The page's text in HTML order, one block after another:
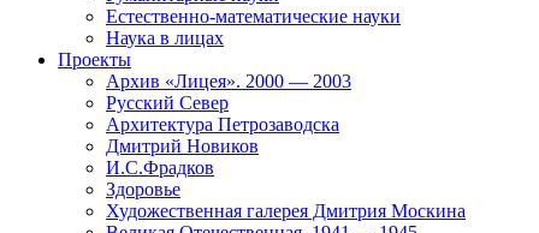
Естественно-математические науки
Наука в лицах
Проекты
Архив «Лицея». 2000 — 2003
Русский Север
Архитектура Петрозаводска
Дмитрий Новиков
И.С.Фрадков
Здоровье
Художественная галерея Дмитрия Москина